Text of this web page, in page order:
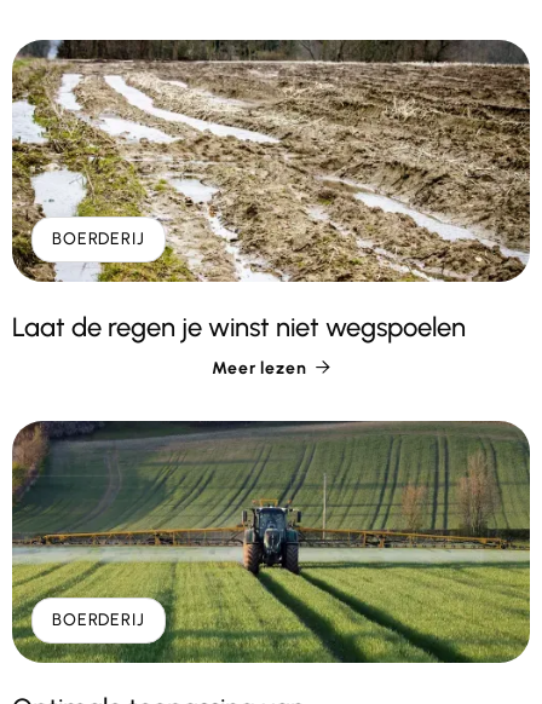
BOERDERIJ
Laat de regen je winst niet wegspoelen
Meer lezen 
BOERDERIJ